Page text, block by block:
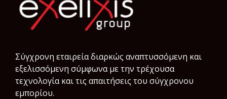
Σύγχρονη εταιρεία διαρκώς αναπτυσσόμενη και
εξελισσόμενη σύμφωνα µε την τρέχουσα
τεχνολογία και τις απαιτήσεις του σύγχρονου
εμπορίου.